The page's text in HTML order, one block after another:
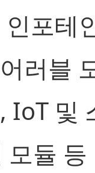
인포테
러블
IoT 및
듈